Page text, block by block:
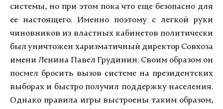
системы, но при этом пока что еще безопасно для
ее настоящего. Именно поэтому с легкой руки
чиновников из властных кабинетов политически
был уничтожен харизматичный директор Совхоза
имени Ленина Павел Грудинин. Своим образом он
посмел бросить вызов системе на президентских
выборах и быстро получил поддержку населения.
Однако правила игры выстроены таким образом,